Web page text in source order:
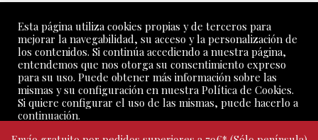
Todos los derechos © 2026 Torres Filoso Viña y Bodega |
Esta página utiliza cookies propias y de terceros para
mejorar la navegabilidad, su acceso y la personalización de
los contenidos. Si continúa accediendo a nuestra página,
entendemos que nos otorga su consentimiento expreso
para su uso. Puede obtener más información sobre las
mismas y su configuración en nuestra Política de Cookies.
Si quiere configurar el uso de las mismas, puede hacerlo a
continuación.